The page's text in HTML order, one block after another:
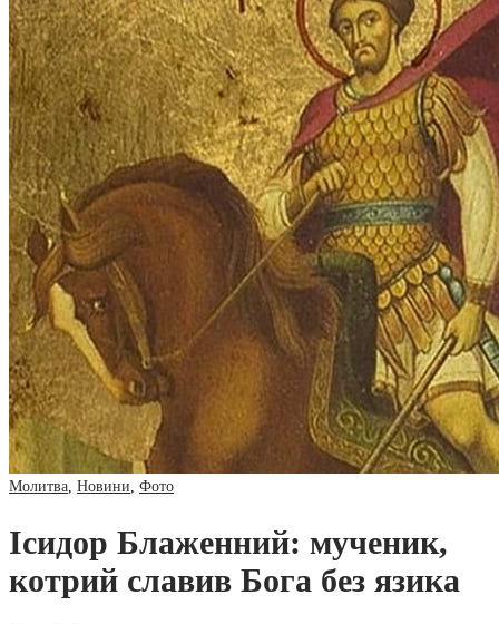
Молитва Новини Фото
Ісидор Блаженний: мученик,
котрий славив Бога без язика